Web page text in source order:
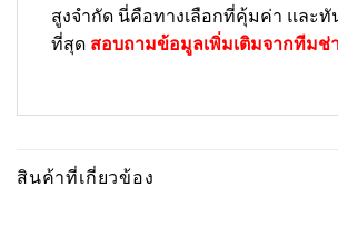
สูงจำกัด นี่คือทางเลือกที่คุ้มค่า และทั
ที่สุด สอบถามข้อมูลเพิ่มเติมจากทีมช่
สินค้าที่เกี่ยวข้อง